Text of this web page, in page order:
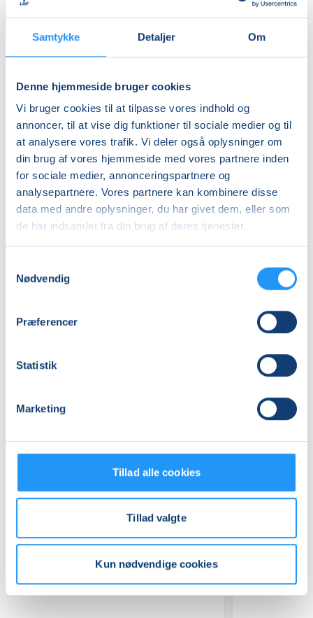
Samtykke Detaljer Om
Denne hjemmeside bruger cookies
Vi bruger cookies til at tilpasse vores indhold og
annoncer, til at vise dig funktioner til sociale medier og til
at analysere vores trafik. Vi deler også oplysninger om
din brug af vores hjemmeside med vores partnere inden
for sociale medier, annonceringspartnere og
analysepartnere. Vores partnere kan kombinere disse
data med andre oplysninger, du har givet dem, eller som
de har indsamlet fra din brug af deres tjenester.
Nødvendig
Præferencer
Statistik
Marketing
Tillad alle cookies
Tillad valgte
Kun nødvendige cookies
DKK 450,00
6387011
Mødegang
onsdag 16.09.2026, kl. 16.00 - 20.00
Antal mødegange
1mødegang
Adresse
(Shelterpladsen)
Praktiske oplysninger
Mødegange
Relaterede hold